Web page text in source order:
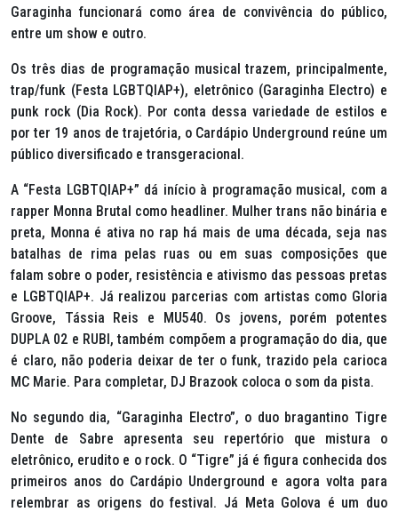
Garaginha funcionará como área de convivência do público,
entre um show e outro.
Os três dias de programação musical trazem, principalmente,
trap/funk (Festa LGBTQIAP+), eletrônico (Garaginha Electro) e
punk rock (Dia Rock). Por conta dessa variedade de estilos e
por ter 19 anos de trajetória, o Cardápio Underground reúne um
público diversificado e transgeracional.
A “Festa LGBTQIAP+” dá início à programação musical, com a
rapper Monna Brutal como headliner. Mulher trans não binária e
preta, Monna é ativa no rap há mais de uma década, seja nas
batalhas de rima pelas ruas ou em suas composições que
falam sobre o poder, resistência e ativismo das pessoas pretas
e LGBTQIAP+. Já realizou parcerias com artistas como Gloria
Groove, Tássia Reis e MU540. Os jovens, porém potentes
DUPLA 02 e RUBI, também compõem a programação do dia, que
é claro, não poderia deixar de ter ofunk, trazido pela carioca
MC Marie. Para completar, DJ Brazook coloca o som da pista.
No segundo dia, “Garaginha Electro”, o duo bragantino Tigre
Dente de Sabre apresenta seu repertório que mistura o
eletrônico, erudito e o rock. O “Tigre” já é figura conhecida dos
primeiros anos do Cardápio Underground e agora volta para
relembrar as origens do festival. Já Meta Golova é um duo